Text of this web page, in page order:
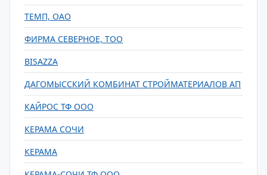
ТЕМП, ОАО
ФИРМА СЕВЕРНОЕ, ТОО
BISAZZA
ДАГОМЫССКИЙ КОМБИНАТ СТРОЙМАТЕРИАЛОВ АП
КАЙРОС ТФ ООО
КЕРАМА CОЧИ
КЕРАМА